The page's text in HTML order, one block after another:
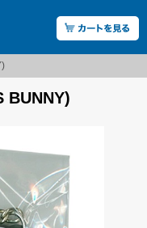
BUNNY)